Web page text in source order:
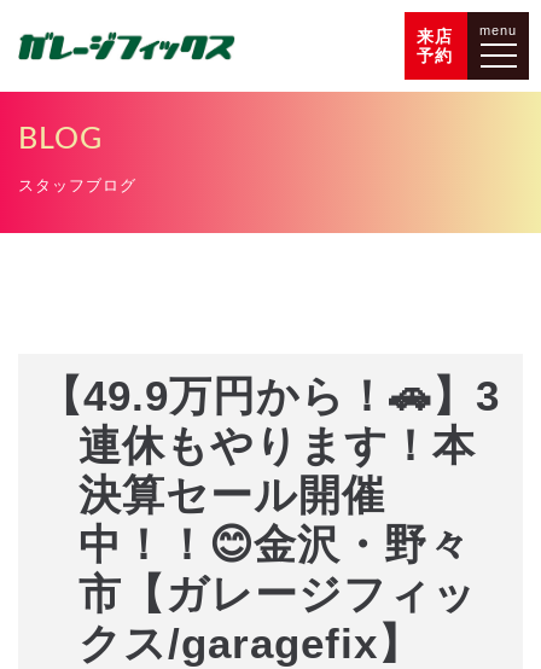
来店
予約
menu
BLOG
スタッフブログ
【49.9万円から！🚗】3
連休もやります！本
決算セール開催
中！！😊金沢・野々
市【ガレージフィッ
クス/garagefix】